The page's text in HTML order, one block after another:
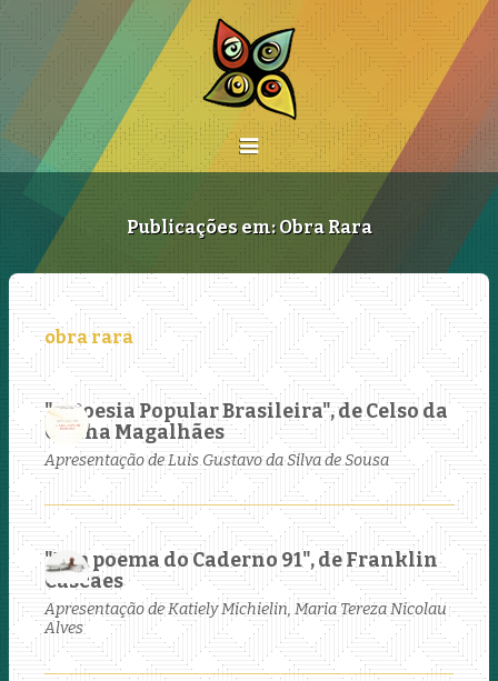
Publicações em: Obra Rara
"A Poesia Popular Brasileira", de Celso da
Cunha Magalhães
Apresentação de Luis Gustavo da Silva de Sousa
"Um poema do Caderno 91", de Franklin
Cascaes
Apresentação de Katiely Michielin, Maria Tereza Nicolau
Alves